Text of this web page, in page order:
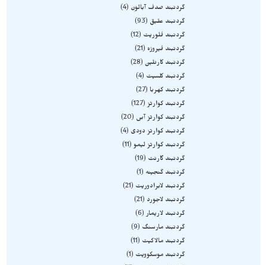
گردنبند صدف آبالون
4
گردنبند عقیق
93
گردنبند فلوریت
12
گردنبند فیروزه
21
گردنبند کارنلین 28
گردنبند کلسیت
4
گردنبند کهربا
27
گردنبند کوارتز 127
گردنبند کوارتز آبی
20
گردنبند کوارتز دودی
4
گردنبند کوارتز لیمو 11
گردنبند گارنت
19
گردنبند گنجینه
1
گردنبند لابرادوریت
21
گردنبند لاجورد
21
گردنبند لاریمار 6
گردنبند مارسنگ
9
گردنبند مالاکیت
11
گردنبند موسکوویت
1